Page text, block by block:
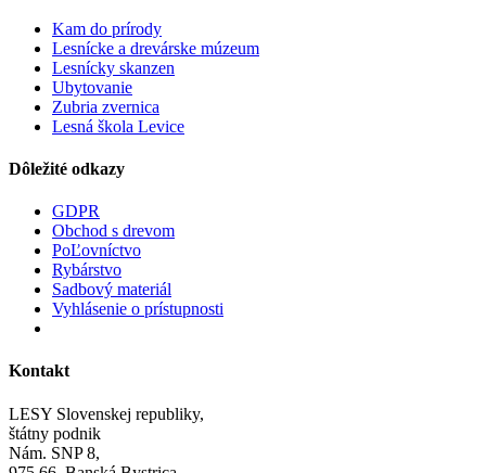
Kam do prírody
Lesnícke a drevárske múzeum
Lesnícky skanzen
Ubytovanie
Zubria zvernica
Lesná škola Levice
Dôležité odkazy
GDPR
Obchod s drevom
PoĽovníctvo
Rybárstvo
Sadbový materiál
Vyhlásenie o prístupnosti
Kontakt
LESY Slovenskej republiky,
štátny podnik
Nám. SNP 8,